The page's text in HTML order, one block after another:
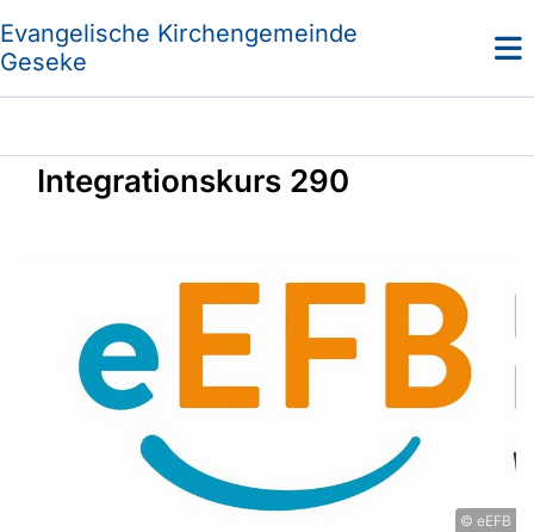
Evangelische Kirchengemeinde
Geseke
Integrationskurs 290
© eEFB